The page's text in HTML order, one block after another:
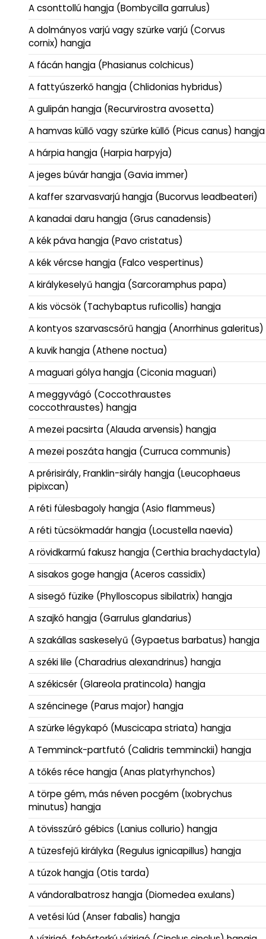
A csonttollú hangja (Bombycilla garrulus)
A dolmányos varjú vagy szürke varjú (Corvus
cornix) hangja
A fácán hangja (Phasianus colchicus)
A fattyúszerkő hangja (Chlidonias hybridus)
A gulipán hangja (Recurvirostra avosetta)
A hamvas küllő vagy szürke küllő (Picus canus) hangja
A hárpia hangja (Harpia harpyja)
A jeges búvár hangja (Gavia immer)
A kaffer szarvasvarjú hangja (Bucorvus leadbeateri)
A kanadai daru hangja (Grus canadensis)
A kék páva hangja (Pavo cristatus)
A kék vércse hangja (Falco vespertinus)
A királykeselyű hangja (Sarcoramphus papa)
A kis vöcsök (Tachybaptus ruficollis) hangja
A kontyos szarvascsőrű hangja (Anorrhinus galeritus)
A kuvik hangja (Athene noctua)
A maguari gólya hangja (Ciconia maguari)
A meggyvágó (Coccothraustes
coccothraustes) hangja
A mezei pacsirta (Alauda arvensis) hangja
A mezei poszáta hangja (Curruca communis)
A prérisirály, Franklin-sirály hangja (Leucophaeus
pipixcan)
A réti fülesbagoly hangja (Asio flammeus)
A réti tücsökmadár hangja (Locustella naevia)
A rövidkarmú fakusz hangja (Certhia brachydactyla)
A sisakos goge hangja (Aceros cassidix)
A sisegő füzike (Phylloscopus sibilatrix) hangja
A szajkó hangja (Garrulus glandarius)
A szakállas saskeselyű (Gypaetus barbatus) hangja
A széki lile (Charadrius alexandrinus) hangja
A székicsér (Glareola pratincola) hangja
A széncinege (Parus major) hangja
A szürke légykapó (Muscicapa striata) hangja
A Temminck-partfutó (Calidris temminckii) hangja
A tőkés réce hangja (Anas platyrhynchos)
A törpe gém, más néven pocgém (Ixobrychus
minutus) hangja
A tövisszúró gébics (Lanius collurio) hangja
A tüzesfejű királyka (Regulus ignicapillus) hangja
A túzok hangja (Otis tarda)
A vándoralbatrosz hangja (Diomedea exulans)
A vetési lúd (Anser fabalis) hangja